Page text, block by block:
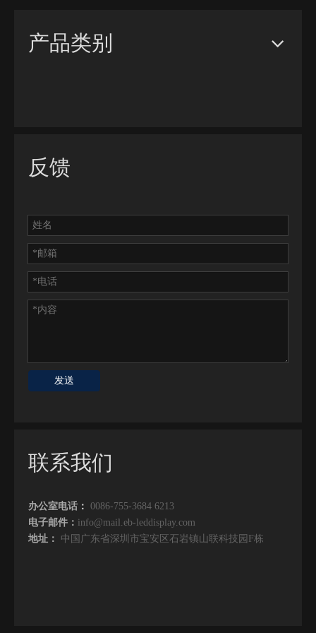
产品类别
反馈
发送
联系我们
办公室电话 ： 0086-755-3684 6213
电子邮件： info@mail.eb-leddisplay.com
地址：
中国广东省深圳市宝安区石岩镇山联科技园F栋